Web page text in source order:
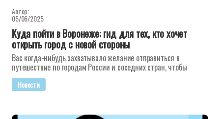
Автор:
05/06/2025
Куда пойти в Воронеже: гид для тех, кто хочет
открыть город с новой стороны
Вас когда-нибудь захватывало желание отправиться в
путешествие по городам России и соседних стран, чтобы
Новости